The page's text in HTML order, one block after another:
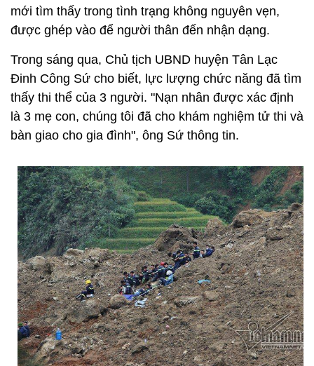
mới tìm thấy trong tình trạng không nguyên vẹn,
được ghép vào để người thân đến nhận dạng.
Trong sáng qua, Chủ tịch UBND huyện Tân Lạc
Đinh Công Sứ cho biết, lực lượng chức năng đã tìm
thấy thi thể của 3 người. "Nạn nhân được xác định
là 3 mẹ con, chúng tôi đã cho khám nghiệm tử thi và
bàn giao cho gia đình", ông Sứ thông tin.